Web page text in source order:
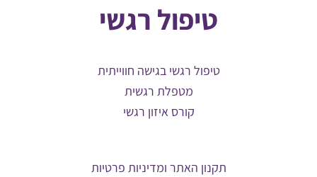
טיפול רגשי
טיפול רגשי בגישה חווייתית
מטפלת רגשית
קורס איזון רגשי
תקנון האתר ומדיניות פרטיות